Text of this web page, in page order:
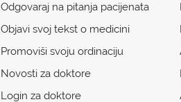
Odgovaraj na pitanja pacijenata
Objavi svoj tekst o medicini
Promoviši svoju ordinaciju
Novosti za doktore
Login za doktore